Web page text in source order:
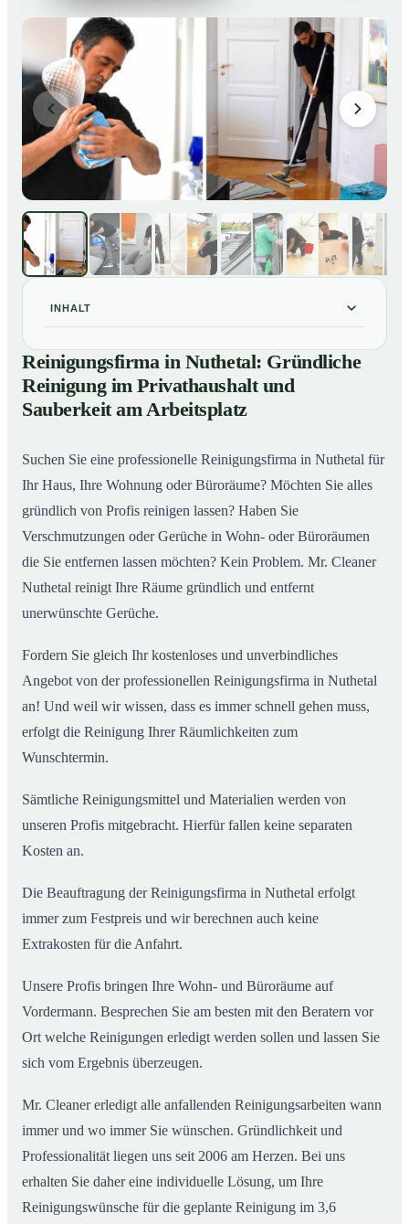
INHALT
01Reinigungsfirma in Nuthetal: Gründliche Reinigung im
Privathaushalt und Sauberkeit am Arbeitsplatz
02 So arbeitet eine Reinigungsfirma in Nuthetal
Reinigungsfirma in Nuthetal: Gründliche
Reinigung im Privathaushalt und
Sauberkeit am Arbeitsplatz
Suchen Sie eine professionelle Reinigungsfirma in Nuthetal für
Ihr Haus, Ihre Wohnung oder Büroräume? Möchten Sie alles
gründlich von Profis reinigen lassen? Haben Sie
Verschmutzungen oder Gerüche in Wohn- oder Büroräumen
die Sie entfernen lassen möchten? Kein Problem. Mr. Cleaner
Nuthetal reinigt Ihre Räume gründlich und entfernt
unerwünschte Gerüche.
Fordern Sie gleich Ihr kostenloses und unverbindliches
Angebot von der professionellen Reinigungsfirma in Nuthetal
an! Und weil wir wissen, dass es immer schnell gehen muss,
erfolgt die Reinigung Ihrer Räumlichkeiten zum
Wunschtermin.
Sämtliche Reinigungsmittel und Materialien werden von
unseren Profis mitgebracht. Hierfür fallen keine separaten
Kosten an.
Die Beauftragung der Reinigungsfirma in Nuthetal erfolgt
immer zum Festpreis und wir berechnen auch keine
Extrakosten für die Anfahrt.
Unsere Profis bringen Ihre Wohn- und Büroräume auf
Vordermann. Besprechen Sie am besten mit den Beratern vor
Ort welche Reinigungen erledigt werden sollen und lassen Sie
sich vom Ergebnis überzeugen.
Mr. Cleaner erledigt alle anfallenden Reinigungsarbeiten wann
immer und wo immer Sie wünschen. Gründlichkeit und
Professionalität liegen uns seit 2006 am Herzen. Bei uns
erhalten Sie daher eine individuelle Lösung, um Ihre
Reinigungswünsche für die geplante Reinigung im 3,6